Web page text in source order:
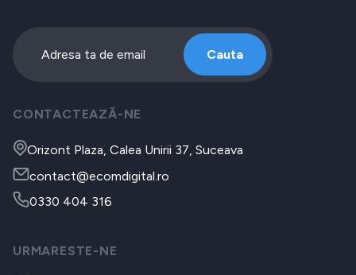
Cauta
CONTACTEAZĂ-NE
Orizont Plaza, Calea Unirii 37, Suceava
contact@ecomdigital.ro
0330 404 316
URMARESTE-NE